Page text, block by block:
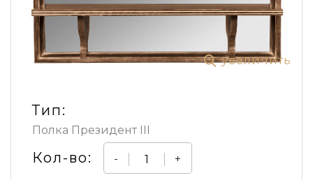
увеличить
Тип:
Полка Президент III
Кол-во: - +